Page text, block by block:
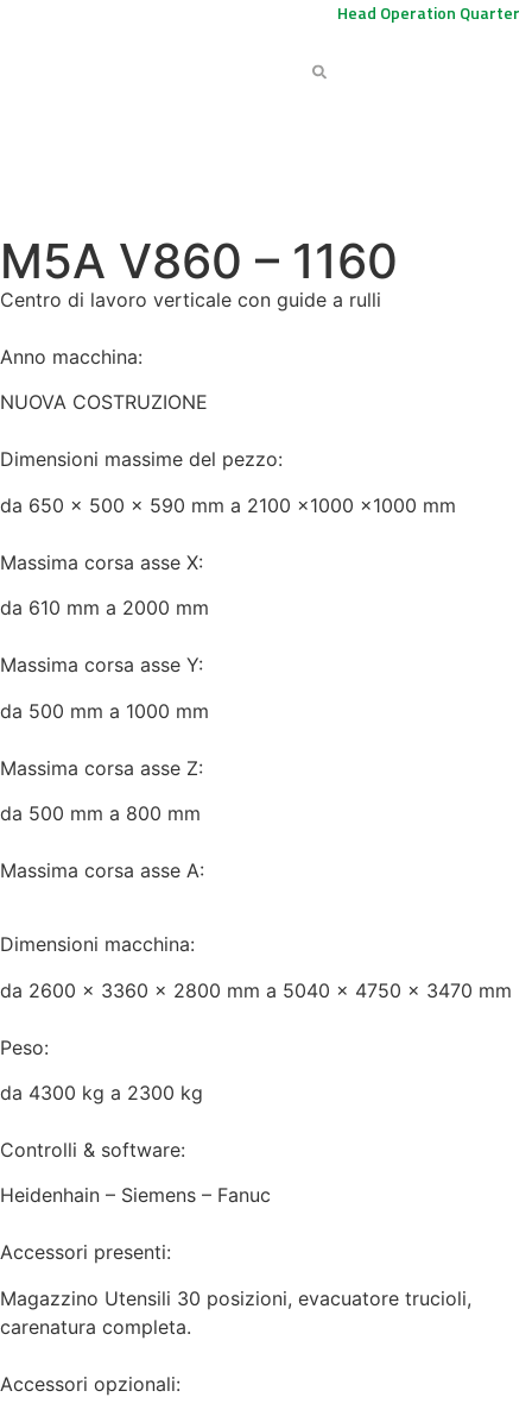
Head Operation Quarter
M5A V860 – 1160
Centro di lavoro verticale con guide a rulli
Anno macchina:
NUOVA COSTRUZIONE
Dimensioni massime del pezzo:
da 650 x 500 x 590 mm a 2100 x1000 x1000 mm
Massima corsa asse X:
da 610 mm a 2000 mm
Massima corsa asse Y:
da 500 mm a 1000 mm
Massima corsa asse Z:
da 500 mm a 800 mm
Massima corsa asse A:
Dimensioni macchina:
da 2600 x 3360 x 2800 mm a 5040 x 4750 x 3470 mm
Peso:
da 4300 kg a 2300 kg
Controlli & software:
Heidenhain – Siemens – Fanuc
Accessori presenti:
Magazzino Utensili 30 posizioni, evacuatore trucioli,
carenatura completa.
Accessori opzionali: